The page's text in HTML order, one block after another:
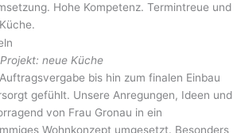
Hohe Kompetenz. Termintreue und
Projekt: neue Küche
bis hin zum finalen Einbau
gefühlt. Unsere Anregungen, Ideen und
von Frau Gronau in ein
Wohnkonzept umgesetzt. Besonders